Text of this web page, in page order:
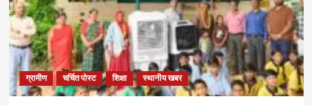
ग्रामीण चर्चित पोस्ट शिक्षा स्थानीय खबर